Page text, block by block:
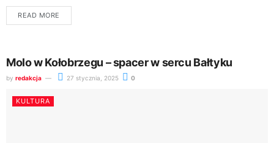
łącząc wieloletnią tradycję z nowoczesnymi inicjatywami.W 2022
roku...
READ MORE
Molo w Kołobrzegu – spacer w sercu Bałtyku
by redakcja 27 stycznia, 2025 0
KULTURA